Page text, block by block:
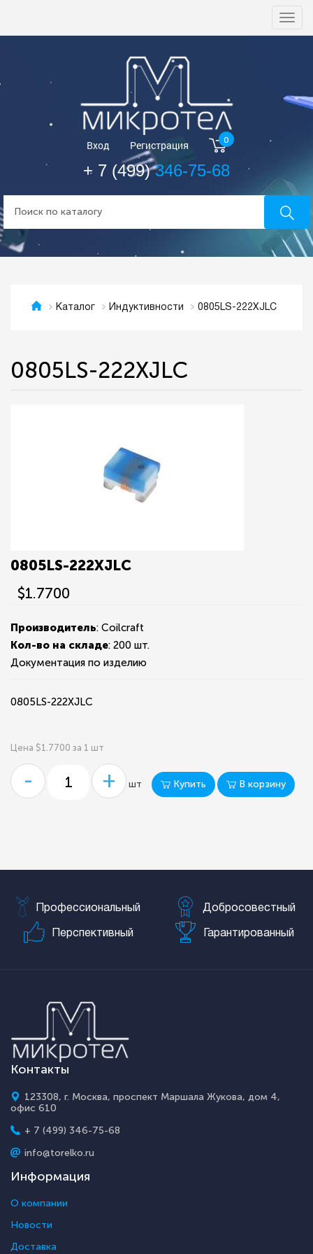
Вход Регистрация 0
+ 7 (499)346-75-68
Каталог Индуктивности 0805LS-222XJLC
0805LS-222XJLC
0805LS-222XJLC
$1.7700
Производитель: Coilcraft
Кол-во на складе: 200 шт.
Документация по изделию
0805LS-222XJLC
Цена $1.7700 за 1 шт
- + шт Купить В корзину
Профессиональный Добросовестный
Перспективный Гарантированный
Контакты
123308, г. Москва, проспект Маршала Жукова, дом 4,
офис 610
+ 7 (499) 346-75-68
info@torelko.ru
Информация
О компании
Новости
Доставка